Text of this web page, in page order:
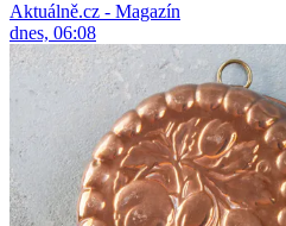
Aktuálně.cz - Magazín
dnes, 06:08